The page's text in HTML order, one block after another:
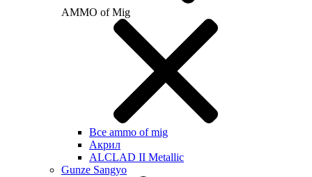
AMMO of Mig
Все ammo of mig
Акрил
ALCLAD II Metallic
Gunze Sangyo